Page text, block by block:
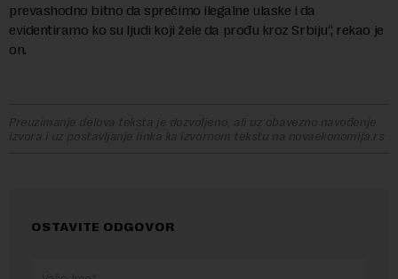
prevashodno bitno da sprečimo ilegalne ulaske i da
evidentiramo ko su ljudi koji žele da prođu kroz Srbiju“, rekao je
on.
Preuzimanje delova teksta je dozvoljeno, ali uz obavezno navođenje
izvora i uz postavljanje linka ka izvornom tekstu na novaekonomija.rs
OSTAVITE ODGOVOR